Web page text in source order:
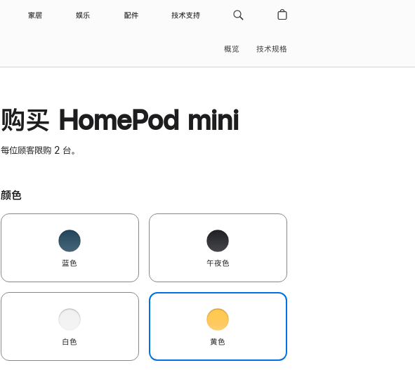
家居 娱乐 配件 技术支持
概览 技术规格
购买 HomePod mini
每位顾客限购 2 台。
颜色
蓝色 午夜色
白色 黄色